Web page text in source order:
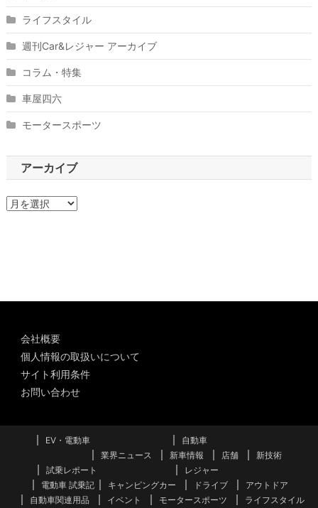
ライフスタイル
週刊Car&レジャー アーカイブ
コラム・特集
車屋四六
モータースポーツ
アーカイブ
ア
会社概要
個人情報の取扱いについて
サイト利用条件
お問い合わせ
EV・電動車
自動車
業界ニュース
新車情報 店舗
新技術
試乗レポート
電動車 試乗記
レジャー
キャンピングカー
ドライブ
アウトドア
自動車関連用品
イベント モータースポーツ ライフスタイル